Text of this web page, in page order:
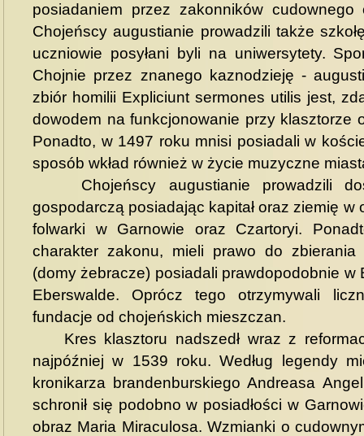
posiadaniem przez zakonników cudownego
Chojeńscy augustianie prowadzili także
uczniowie posyłani byli na uniwersytety.
Chojnie przez znanego kaznodzieję -
zbiór homilii Expliciunt sermones utilis jest,
dowodem na funkcjonowanie przy klasztorze
Ponadto, w 1497 roku mnisi posiadali w
sposób wkład również w życie muzyczne
Chojeńscy augustianie prowadzili
gospodarczą posiadając kapitał oraz ziemię w
folwarki w Garnowie oraz Czartoryi.
charakter zakonu, mieli prawo do zbierania
(domy żebracze) posiadali prawdopodobnie w
Eberswalde. Oprócz tego otrzymywali
fundacje od chojeńskich mieszczan.
Kres klasztoru nadszedł wraz z
najpóźniej w 1539 roku. Według legendy
kronikarza brandenburskiego Andreasa
schronił się podobno w posiadłości w
obraz Maria Miraculosa. Wzmianki o